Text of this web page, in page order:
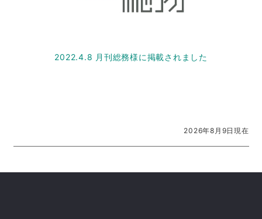
2022.4.8 月刊総務様に掲載されました
2026年8月9日現在